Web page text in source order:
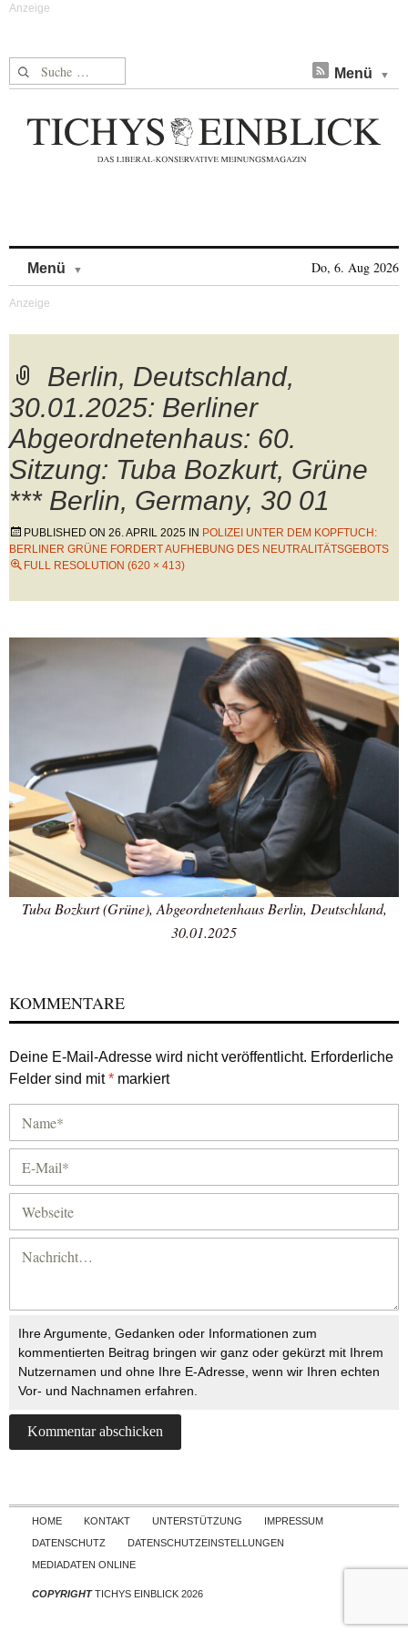
Suche nach: Menü
Menü Do, 6. Aug 2026
Berlin, Deutschland,
30.01.2025: Berliner
Abgeordnetenhaus: 60.
Sitzung: Tuba Bozkurt, Grüne
*** Berlin, Germany, 30 01
PUBLISHED ON 26. APRIL 2025 IN POLIZEI UNTER DEM KOPFTUCH:
BERLINER GRÜNE FORDERT AUFHEBUNG DES NEUTRALITÄTSGEBOTS
FULL RESOLUTION (620 × 413)
Tuba Bozkurt (Grüne), Abgeordnetenhaus Berlin, Deutschland,
30.01.2025
KOMMENTARE
Deine E-Mail-Adresse wird nicht veröffentlicht. Erforderliche
Felder sind mit* markiert
Ihre Argumente, Gedanken oder Informationen zum
kommentierten Beitrag bringen wir ganz oder gekürzt mit Ihrem
Nutzernamen und ohne Ihre E-Adresse, wenn wir Ihren echten
Vor- und Nachnamen erfahren.
Skip to content
HOME KONTAKT UNTERSTÜTZUNG
IMPRESSUM
DATENSCHUTZ
DATENSCHUTZEINSTELLUNGEN
MEDIADATEN ONLINE
COPYRIGHTTICHYS EINBLICK 2026